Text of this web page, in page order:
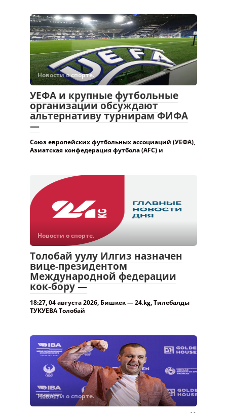
Новости о спорте.
УЕФА и крупные футбольные
организации обсуждают
альтернативу турнирам ФИФА
—
Союз европейских футбольных ассоциаций (УЕФА),
Азиатская конфедерация футбола (AFC) и
Новости о спорте.
Толобай уулу Илгиз назначен
вице-президентом
Международной федерации
кок-бору —
18:27, 04 августа 2026, Бишкек — 24.kg, Тилебалды
ТУКУЕВА Толобай
Новости о спорте.